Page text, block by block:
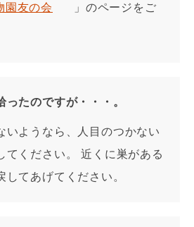
園友の会 」のページをご
ったのですが・・・。
いようなら、人目のつかない
てください。 近くに巣がある
してあげてください。